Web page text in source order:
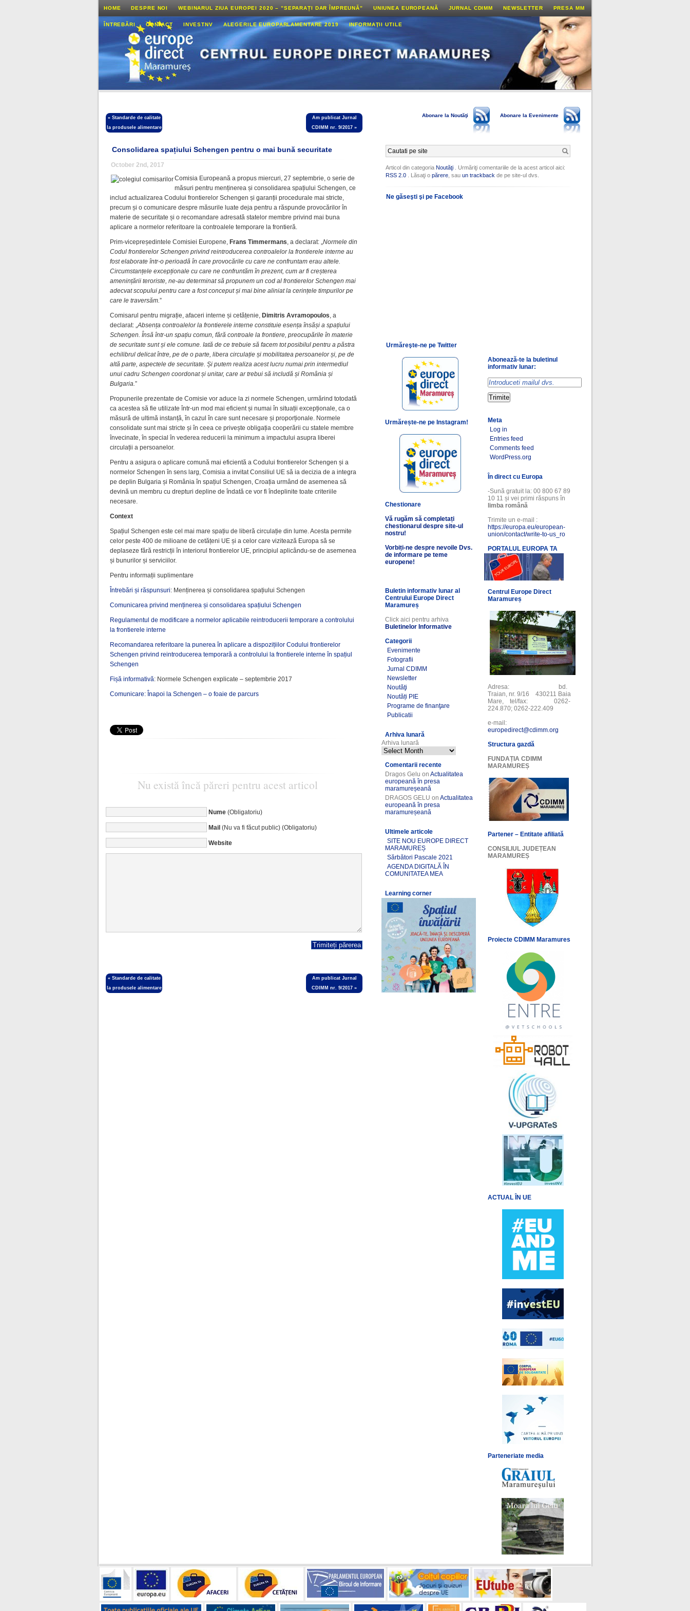
HOME DESPRE NOI WEBINARUL ZIUA EUROPEI 2020 – ”SEPARAȚI DAR ÎMPREUNĂ” UNIUNEA EUROPEANĂ JURNAL CDIMM NEWSLETTER PRESA MM
ÎNTREBĂRI CONTACT INVESTNV ALEGERILE EUROPARLAMENTARE 2019 INFORMAŢII UTILE
« Standarde de calitate
la produsele alimentare
Am publicat Jurnal
CDIMM nr. 9/2017 »
Consolidarea spațiului Schengen pentru o mai bună securitate
October 2nd, 2017
Comisia Europeană a propus miercuri, 27 septembrie, o serie de
măsuri pentru menținerea și consolidarea spațiului Schengen, ce
includ actualizarea Codului frontierelor Schengen și garanții procedurale mai stricte,
precum și o comunicare despre măsurile luate deja pentru a răspunde provocărilor în
materie de securitate și o recomandare adresată statelor membre privind mai buna
aplicare a normelor referitoare la controalele temporare la frontieră.
Prim-vicepreședintele Comisiei Europene, Frans Timmermans, a declarat: „Normele din
Codul frontierelor Schengen privind reintroducerea controalelor la frontierele interne au
fost elaborate într-o perioadă în care provocările cu care ne confruntam erau altele.
Circumstanțele excepționale cu care ne confruntăm în prezent, cum ar fi creșterea
amenințării teroriste, ne-au determinat să propunem un cod al frontierelor Schengen mai
adecvat scopului pentru care a fost conceput și mai bine aliniat la cerințele timpurilor pe
care le traversăm.”
Comisarul pentru migrație, afaceri interne și cetățenie, Dimitris Avramopoulos, a
declarat: „Absența controalelor la frontierele interne constituie esența însăși a spațiului
Schengen. Însă într-un spațiu comun, fără controale la frontiere, preocupările în materie
de securitate sunt și ele comune. Iată de ce trebuie să facem tot posibilul pentru a păstra
echilibrul delicat între, pe de o parte, libera circulație și mobilitatea persoanelor și, pe de
altă parte, aspectele de securitate. Și putem realiza acest lucru numai prin intermediul
unui cadru Schengen coordonat și unitar, care ar trebui să includă și România și
Bulgaria.”
Propunerile prezentate de Comisie vor aduce la zi normele Schengen, urmărind totodată
ca acestea să fie utilizate într-un mod mai eficient și numai în situații excepționale, ca o
măsură de ultimă instanță, în cazul în care sunt necesare și proporționale. Normele
consolidate sunt mai stricte și în ceea ce privește obligația cooperării cu statele membre
învecinate, în special în vederea reducerii la minimum a impactului asupra liberei
circulații a persoanelor.
Pentru a asigura o aplicare comună mai eficientă a Codului frontierelor Schengen și a
normelor Schengen în sens larg, Comisia a invitat Consiliul UE să ia decizia de a integra
pe deplin Bulgaria și România în spațiul Schengen, Croația urmând de asemenea să
devină un membru cu drepturi depline de îndată ce vor fi îndeplinite toate criteriile
necesare.
Context
Spațiul Schengen este cel mai mare spațiu de liberă circulație din lume. Acesta permite
celor peste 400 de milioane de cetățeni UE și a celor care vizitează Europa să se
deplaseze fără restricții în interiorul frontierelor UE, principiul aplicându-se de asemenea
și bunurilor și serviciilor.
Pentru informații suplimentare
Întrebări și răspunsuri: Menținerea și consolidarea spațiului Schengen
Comunicarea privind menținerea și consolidarea spațiului Schengen
Regulamentul de modificare a normelor aplicabile reintroducerii temporare a controlului
la frontierele interne
Recomandarea referitoare la punerea în aplicare a dispozițiilor Codului frontierelor
Schengen privind reintroducerea temporară a controlului la frontierele interne în spațiul
Schengen
Fișă informativă: Normele Schengen explicate – septembrie 2017
Comunicare: Înapoi la Schengen – o foaie de parcurs
Nu există încă păreri pentru acest articol
Nume(Obligatoriu)
Mail(Nu va fi făcut public) (Obligatoriu)
Website
« Standarde de calitate
la produsele alimentare
Am publicat Jurnal
CDIMM nr. 9/2017 »
Abonare la Noutăţi Abonare la Evenimente
Articol din categoriaNoutăţi . Urmăriţi comentariile de la acest articol aici:
RSS 2.0 . Lăsaţi opărere , sauun trackbackde pe site-ul dvs.
Ne găseşti şi pe Facebook
Urmăreşte-ne pe Twitter
Urmărește-ne pe Instagram!
Chestionare
Vă rugăm să completați
chestionarul despre site-ul
nostru!
Vorbiți-ne despre nevoile Dvs.
de informare pe teme
europene!
Buletin informativ lunar al
Centrului Europe Direct
Maramureș
Click aici pentru arhiva
Buletinelor Informative
Categorii
Evenimente
Fotografii
Jurnal CDIMM
Newsletter
Noutăţi
Noutăți PIE
Programe de finanţare
Publicatii
Arhiva lunară
Arhiva lunară
Comentarii recente
Dragos Gelu onActualitatea
europeană în presa
maramureșeană
DRAGOS GELU onActualitatea
europeană în presa
maramureșeană
Ultimele articole
SITE NOU EUROPE DIRECT
MARAMUREȘ
Sărbători Pascale 2021
AGENDA DIGITALĂ ÎN
COMUNITATEA MEA
Learning corner
Abonează-te la buletinul
informativ lunar:
Meta
Log in
Entries feed
Comments feed
WordPress.org
În direct cu Europa
-Sună gratuit la: 00 800 67 89
10 11 și vei primi răspuns în
limba română
Trimite un e-mail :
https://europa.eu/european-
union/contact/write-to-us_ro
PORTALUL EUROPA TA
Centrul Europe Direct
Maramureș
Adresa: bd.
Traian, nr. 9/16 430211 Baia
Mare, tel/fax: 0262-
224.870; 0262-222.409
e-mail:
europedirect@cdimm.org
Structura gazdă
FUNDAȚIA CDIMM
MARAMUREȘ
Partener – Entitate afiliată
CONSILIUL JUDEȚEAN
MARAMUREȘ
Proiecte CDIMM Maramures
ACTUAL ÎN UE
Parteneriate media